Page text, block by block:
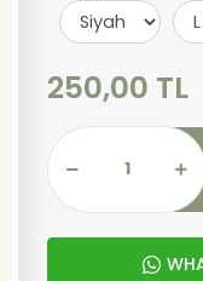
250,00 TL